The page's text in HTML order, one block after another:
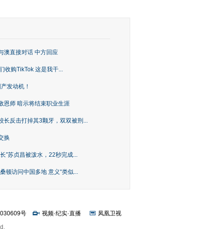
澳直接对话 中方回应
收购TikTok 这是我干...
发动机！
恩师 暗示将结束职业生涯
长反击打掉其3颗牙，双双被刑...
换
”苏贞昌被泼水，22秒完成...
顿访问中国多地 意义“类似...
号 视频·纪实·直播
凤凰卫视